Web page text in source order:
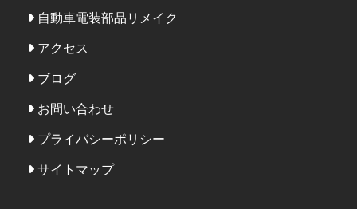
自動車電装部品リメイク
アクセス
ブログ
お問い合わせ
プライバシーポリシー
サイトマップ